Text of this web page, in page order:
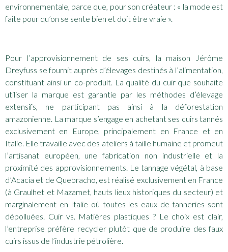
environnementale, parce que, pour son créateur : « la mode est
faite pour qu’on se sente bien et doit être vraie ».
Pour l’approvisionnement de ses cuirs, la maison Jérôme
Dreyfuss se fournit auprès d’élevages destinés à l’alimentation,
constituant ainsi un co-produit. La qualité du cuir que souhaite
utiliser la marque est garantie par les méthodes d’élevage
extensifs, ne participant pas ainsi à la déforestation
amazonienne. La marque s’engage en achetant ses cuirs tannés
exclusivement en Europe, principalement en France et en
Italie. Elle travaille avec des ateliers à taille humaine et promeut
l’artisanat européen, une fabrication non industrielle et la
proximité des approvisionnements. Le tannage végétal, à base
d’Acacia et de Quebracho, est réalisé exclusivement en France
(à Graulhet et Mazamet, hauts lieux historiques du secteur) et
marginalement en Italie où toutes les eaux de tanneries sont
dépolluées. Cuir vs. Matières plastiques ? Le choix est clair,
l’entreprise préfère recycler plutôt que de produire des faux
cuirs issus de l’industrie pétrolière.